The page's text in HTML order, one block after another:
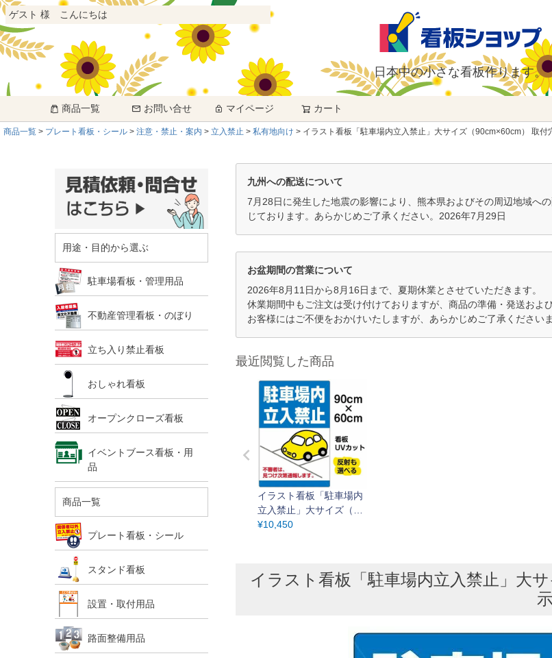
ゲスト 様 こんにちは
日本中の小さな看板作ります。
商品一覧 お問い合せ マイページ カート
商品一覧 プレート看板・シール 注意・禁止・案内 立入禁止 私有地向け イラスト看板「駐車場内立入禁止」大サイズ（90cm×60cm） 取付
用途・目的から選ぶ
駐車場看板・管理用品
不動産管理看板・のぼり
立ち入り禁止看板
おしゃれ看板
オープンクローズ看板
イベントブース看板・用
品
商品一覧
プレート看板・シール
スタンド看板
設置・取付用品
路面整備用品
九州への配送について
7月28日に発生した地震の影響により、熊本県およびその周辺地域へ
じております。あらかじめご了承ください。2026年7月29日
お盆期間の営業について
2026年8月11日から8月16日まで、夏期休業とさせていただきます。
休業期間中もご注文は受け付けておりますが、商品の準備・発送およ
お客様にはご不便をおかけいたしますが、あらかじめご了承ください
最近閲覧した商品
イラスト看板「駐車場内
立入禁止」大サイズ（90
cm×60cm） 取付穴8ヶ所
¥10,450
イラスト看板「駐車場内立入禁止」大